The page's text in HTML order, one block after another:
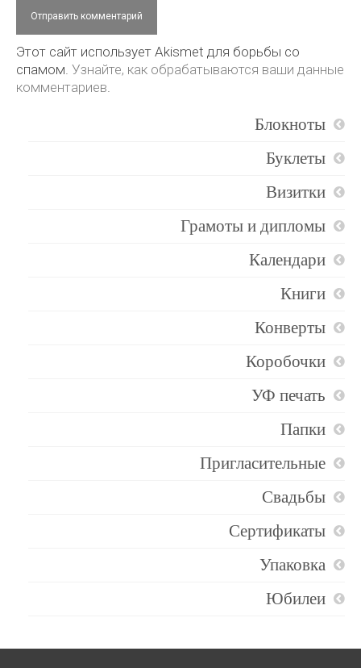
Этот сайт использует Akismet для борьбы со
спамом. Узнайте, как обрабатываются ваши данные
комментариев
Блокноты
Буклеты
Визитки
Грамоты и дипломы
Календари
Книги
Конверты
Коробочки
УФ печать
Папки
Пригласительные
Свадьбы
Сертификаты
Упаковка
Юбилеи